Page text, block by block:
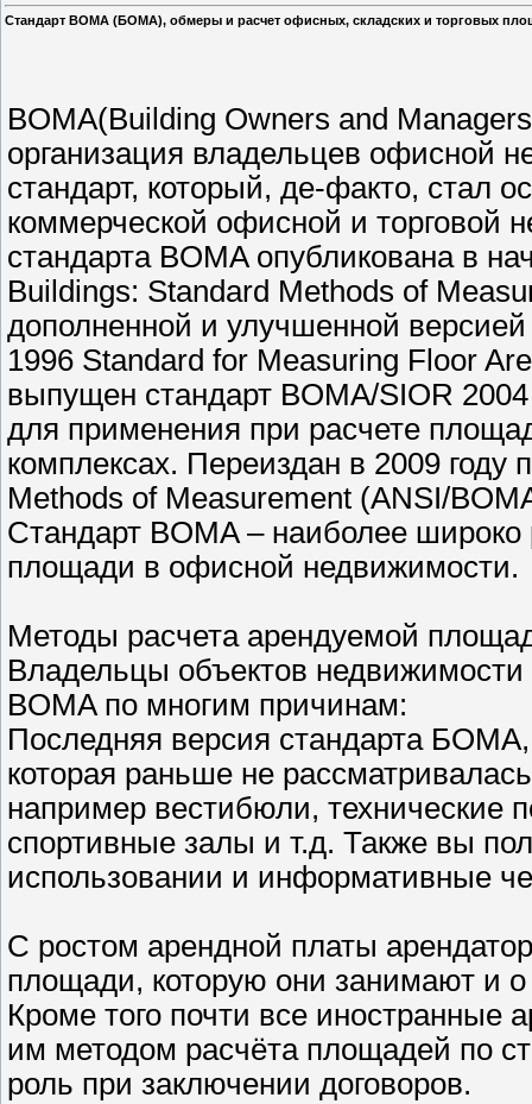
Стандарт BOMA (БОМА), обмеры и расчет офисных, складских и торговых
BOMA(Building Owners and
организация владельцев офисной
стандарт, который, де-факто, стал
коммерческой офисной и торговой
стандарта BOMA опубликована в
Buildings: Standard Methods of
дополненной и улучшенной
1996 Standard for Measuring Floor
выпущен стандарт BOMA/SIOR
для применения при расчете
комплексах. Переиздан в 2009
Methods of Measurement (ANSI/
Стандарт BOMA – наиболее
площади в офисной недвижимости.
Методы расчета арендуемой
Владельцы объектов
BOMA по многим причинам:
Последняя версия стандарта
которая раньше не
например вестибюли, технические
спортивные залы и т.д. Также вы
использовании и информативные
С ростом арендной платы
площади, которую они занимают и
Кроме того почти все иностранные
им методом расчёта площадей по
роль при заключении договоров.